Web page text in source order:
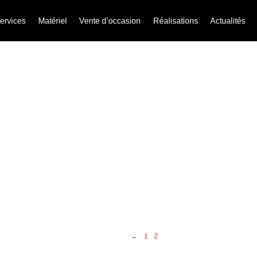
Matériel Vente d’occasion Réalisations Actualités
← 1 2